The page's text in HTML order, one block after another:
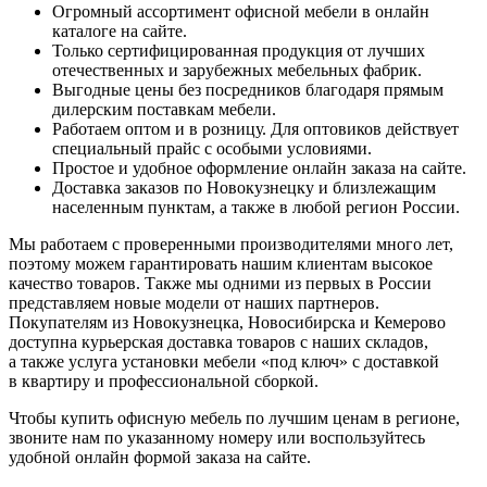
Огромный ассортимент офисной мебели в онлайн
каталоге на сайте.
Только сертифицированная продукция от лучших
отечественных и зарубежных мебельных фабрик.
Выгодные цены без посредников благодаря прямым
дилерским поставкам мебели.
Работаем оптом и в розницу. Для оптовиков действует
специальный прайс с особыми условиями.
Простое и удобное оформление онлайн заказа на сайте.
Доставка заказов по Новокузнецку и близлежащим
населенным пунктам, а также в любой регион России.
Мы работаем с проверенными производителями много лет,
поэтому можем гарантировать нашим клиентам высокое
качество товаров. Также мы одними из первых в России
представляем новые модели от наших партнеров.
Покупателям из Новокузнецка, Новосибирска и Кемерово
доступна курьерская доставка товаров с наших складов,
а также услуга установки мебели «под ключ» с доставкой
в квартиру и профессиональной сборкой.
Чтобы купить офисную мебель по лучшим ценам в регионе,
звоните нам по указанному номеру или воспользуйтесь
удобной онлайн формой заказа на сайте.